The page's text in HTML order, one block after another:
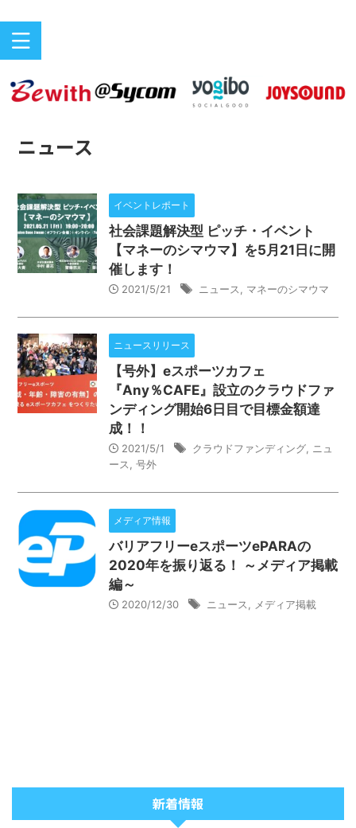
ニュース
イベントレポート
社会課題解決型 ピッチ・イベント
【マネーのシマウマ】を5月21日に開
催します！
2021/5/21 ニュース マネーのシマウマ
ニュースリリース
【号外】eスポーツカフェ
『Any％CAFE』設立のクラウドファ
ンディング開始6日目で目標金額達
成！！
2021/5/1 クラウドファンディング
ニュ
ース
,号外
メディア情報
バリアフリーeスポーツePARAの
2020年を振り返る！ ～メディア掲載
編～
2020/12/30 ニュース メディア掲載
新着情報